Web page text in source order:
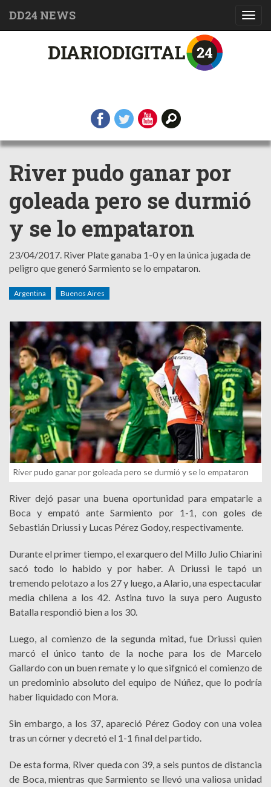
DD24 NEWS
River pudo ganar por
goleada pero se durmió
y se lo empataron
23/04/2017. River Plate ganaba 1-0 y en la única jugada de
peligro que generó Sarmiento se lo empataron.
Argentina Buenos Aires
River pudo ganar por goleada pero se durmió y se lo empataron
River dejó pasar una buena oportunidad para empatarle a
Boca y empató ante Sarmiento por 1-1, con goles de
Sebastián Driussi y Lucas Pérez Godoy, respectivamente.
Durante el primer tiempo, el exarquero del Millo Julio Chiarini
sacó todo lo habido y por haber. A Driussi le tapó un
tremendo pelotazo a los 27 y luego, a Alario, una espectacular
media chilena a los 42. Astina tuvo la suya pero Augusto
Batalla respondió bien a los 30.
Luego, al comienzo de la segunda mitad, fue Driussi quien
marcó el único tanto de la noche para los de Marcelo
Gallardo con un buen remate y lo que sifgnicó el comienzo de
un predominio absoluto del equipo de Núñez, que lo podría
haber liquidado con Mora.
Sin embargo, a los 37, apareció Pérez Godoy con una volea
tras un córner y decretó el 1-1 final del partido.
De esta forma, River queda con 39, a seis puntos de distancia
de Boca, mientras que Sarmiento se llevó una valiosa unidad